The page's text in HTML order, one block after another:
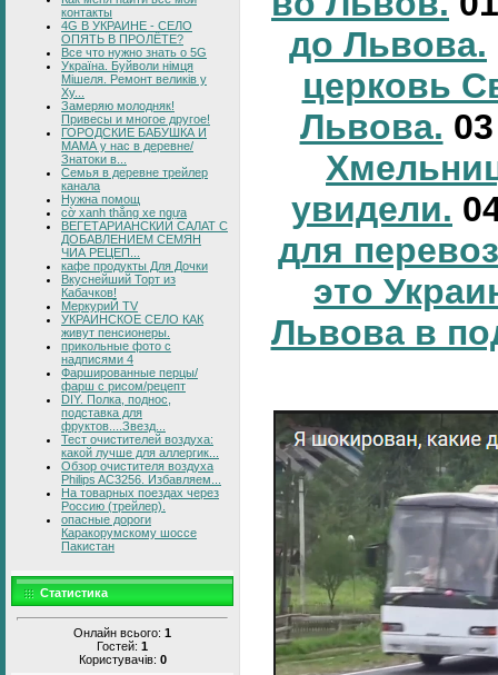
контакты
4G В УКРАИНЕ - СЕЛО
ОПЯТЬ В ПРОЛЁТЕ?
Все что нужно знать о 5G
Україна. Буйволи німця
Мішеля. Ремонт великів у
Ху...
Замеряю молодняк!
Привесы и многое другое!
ГОРОДСКИЕ БАБУШКА И
МАМА у нас в деревне/
Знатоки в...
Семья в деревне трейлер
канала
Нужна помощ
cờ xanh thắng xe ngựa
ВЕГЕТАРИАНСКИЙ САЛАТ С
ДОБАВЛЕНИЕМ СЕМЯН
ЧИА РЕЦЕП...
кафе продукты Для Дочки
Вкуснейший Торт из
Кабачков!
МеркуриЙ TV
УКРАИНСКОЕ СЕЛО КАК
живут пенсионеры.
прикольные фото с
надписями 4
Фаршированные перцы/
фарш с рисом/рецепт
DIY. Полка, поднос,
подставка для
фруктов....Звезд...
Тест очистителей воздуха:
какой лучше для аллергик...
Обзор очистителя воздуха
Philips AC3256. Избавляем...
На товарных поездах через
Россию (трейлер).
опасные дороги
Каракорумскому шоссе
Пакистан
Статистика
Онлайн всього: 1
Гостей: 1
Користувачів: 0
до Львова.
церковь
Львова.
увидели.
для
это
Львова в